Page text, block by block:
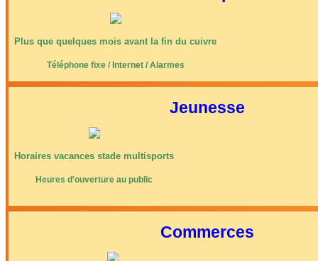
Plus que quelques mois avant la fin du cuivre
Téléphone fixe / Internet / Alarmes
Jeunesse
Horaires vacances stade multisports
Heures d'ouverture au public
Commerces